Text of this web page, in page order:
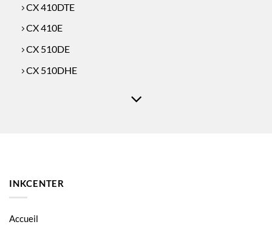
CX 410DTE
CX 410E
CX 510DE
CX 510DHE
INKCENTER
Accueil